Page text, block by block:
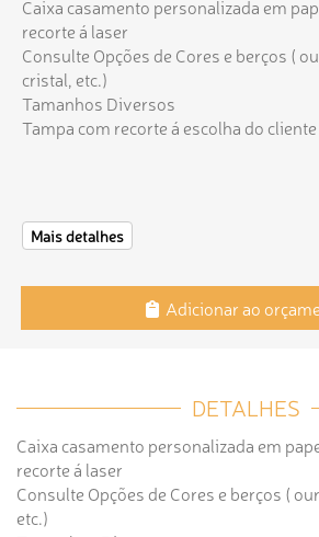
Caixa casamento personalizada em
recorte á laser
Consulte Opções de Cores e berços (
cristal, etc.)
Tamanhos Diversos
Tampa com recorte á escolha do cliente
Mais detalhes
Adicionar ao
DETALHES
Caixa casamento personalizada em
recorte á laser
Consulte Opções de Cores e berços (
etc.)